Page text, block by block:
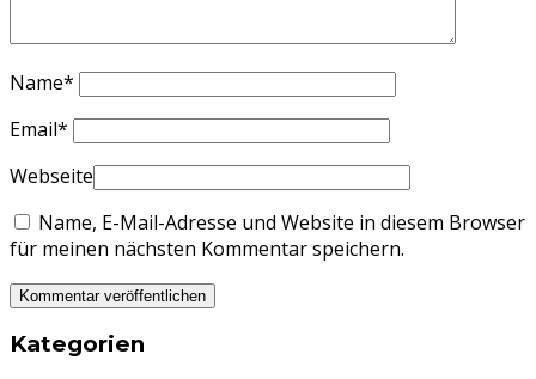
Name*
Email*
Webseite
Name, E-Mail-Adresse und Website in diesem Browser
für meinen nächsten Kommentar speichern.
Kategorien